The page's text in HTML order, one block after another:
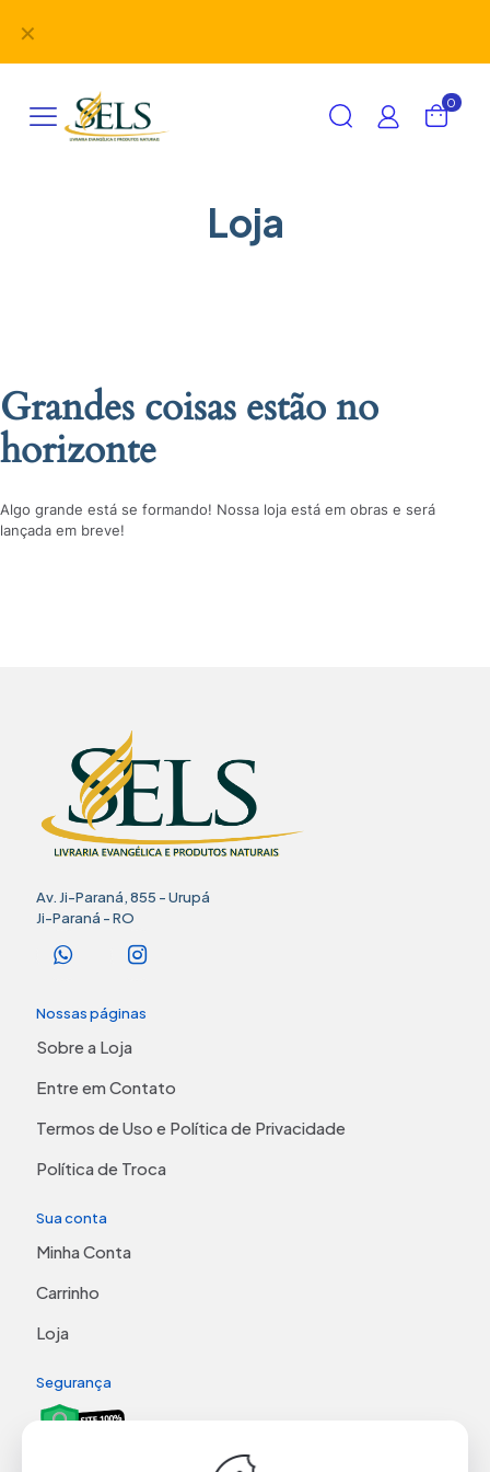
✕
0
Loja
Grandes coisas estão no
horizonte
Algo grande está se formando! Nossa loja está em obras e será
lançada em breve!
Av. Ji-Paraná, 855 - Urupá
Ji-Paraná - RO
Nossas páginas
Sobre a Loja
Entre em Contato
Termos de Uso e Política de Privacidade
Política de Troca
Sua conta
Minha Conta
Carrinho
Loja
Segurança